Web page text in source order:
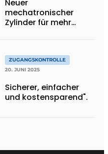
Neuer
mechatronischer
Zylinder für mehr
ZUGANGSKONTROLLE
20. JUNI 2025
Sicherer, einfacher
und kostensparend".